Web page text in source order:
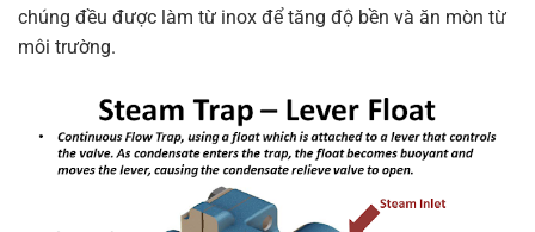
chúng đều được làm từ inox để tăng độ bền và ăn mòn từ
môi trường.